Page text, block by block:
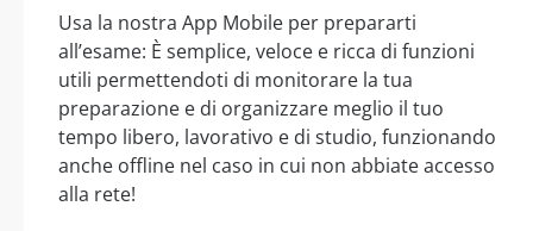
Usa la nostra App Mobile per prepararti
all’esame: È semplice, veloce e ricca di funzioni
utili permettendoti di monitorare la tua
preparazione e di organizzare meglio il tuo
tempo libero, lavorativo e di studio, funzionando
anche offline nel caso in cui non abbiate accesso
alla rete!